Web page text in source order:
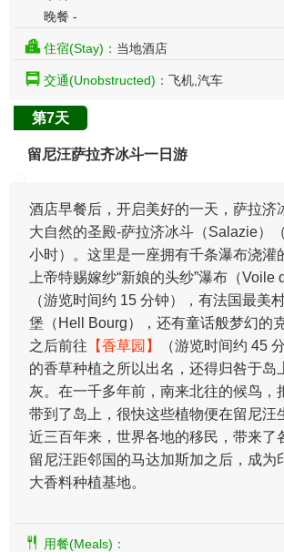
晚餐 -
住宿(Stay)： 当地酒店
交通(Unobstructed)： 飞机,汽车
第7天
留尼汪萨拉齐冰斗一日游
酒店早餐后，开启美好的一天，萨拉济
大自然的圣殿-萨拉济冰斗（Salazie）
小时）。这里是一座拥有千条瀑布浇灌
上帝特赐嫁纱“新娘的头纱”瀑布（Voile
（游览时间约 15 分钟），有法国最美
堡（Hell Bourg），还有童话般梦幻的
之后前往 【香草园】
（游览时间约 45
的香草种植之所以出名，还得归咎于岛
灰。在一千多年前，南来北往的候鸟，
带到了岛上，很快这些植物便在留尼汪
近三百年来，世界各地的移民，带来了
留尼汪距邻国的马达加斯加之后，成为
大香料种植基地。
用餐(Meals)：